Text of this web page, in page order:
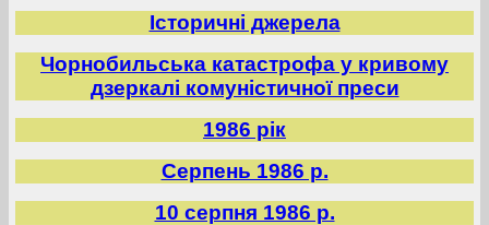
Історичні джерела
Чорнобильська катастрофа у кривому
дзеркалі комуністичної преси
1986 рік
Серпень 1986 р.
10 серпня 1986 р.